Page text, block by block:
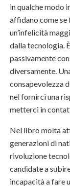
in qualche modo
affidano come se
un’infelicità
dalla tecnologia.
passivamente
diversamente.
consapevolezza
nel fornirci una
metterci in
Nel libro molta
generazioni di
rivoluzione
candidate a
incapacità a fare